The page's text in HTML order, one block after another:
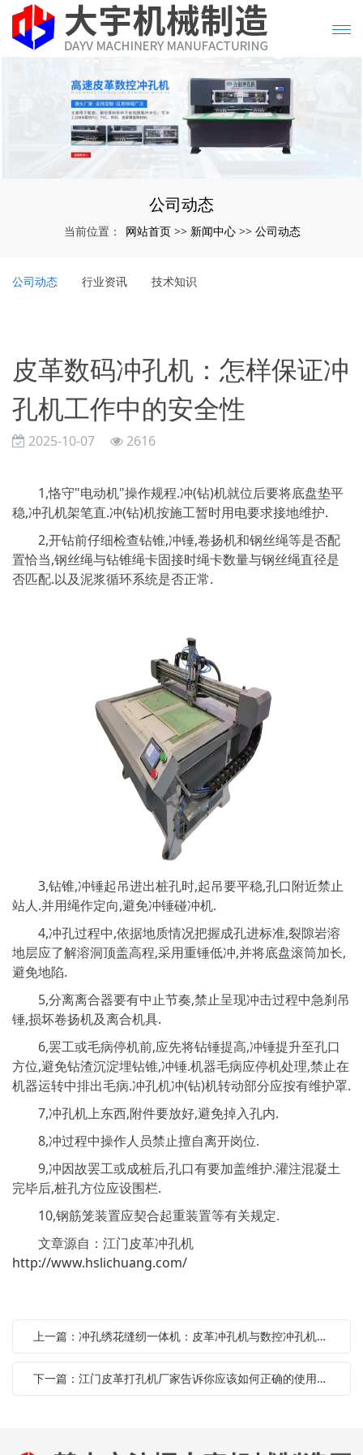
公司动态
当前位置： 网站首页 >> 新闻中心 >> 公司动态
公司动态 行业资讯 技术知识
皮革数码冲孔机：怎样保证冲
孔机工作中的安全性
2025-10-07 2616
1,恪守"电动机"操作规程.冲(钻)机就位后要将底盘垫平
稳,冲孔机架笔直.冲(钻)机按施工暂时用电要求接地维护.
2,开钻前仔细检查钻锥,冲锤,卷扬机和钢丝绳等是否配
置恰当,钢丝绳与钻锥绳卡固接时绳卡数量与钢丝绳直径是
否匹配.以及泥浆循环系统是否正常.
3,钻锥,冲锤起吊进出桩孔时,起吊要平稳,孔口附近禁止
站人.并用绳作定向,避免冲锤碰冲机.
4,冲孔过程中,依据地质情况把握成孔进标准,裂隙岩溶
地层应了解溶洞顶盖高程,采用重锤低冲,并将底盘滚筒加长,
避免地陷.
5,分离离合器要有中止节奏,禁止呈现冲击过程中急刹吊
锤,损坏卷扬机及离合机具.
6,罢工或毛病停机前,应先将钻锤提高,冲锤提升至孔口
方位,避免钻渣沉淀埋钻锥,冲锤.机器毛病应停机处理,禁止在
机器运转中排出毛病.冲孔机冲(钻)机转动部分应按有维护罩.
7,冲孔机上东西,附件要放好,避免掉入孔内.
8,冲过程中操作人员禁止擅自离开岗位.
9,冲因故罢工或成桩后,孔口有要加盖维护.灌注混凝土
完毕后,桩孔方位应设围栏.
10,钢筋笼装置应契合起重装置等有关规定.
文章源自：江门皮革冲孔机
http://www.hslichuang.com/
上一篇：冲孔绣花缝纫一体机：皮革冲孔机与数控冲孔机的差别
下一篇：江门皮革打孔机厂家告诉你应该如何正确的使用自动冲孔机